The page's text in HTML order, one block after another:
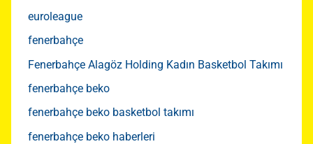
euroleague
fenerbahçe
Fenerbahçe Alagöz Holding Kadın Basketbol Takımı
fenerbahçe beko
fenerbahçe beko basketbol takımı
fenerbahçe beko haberleri